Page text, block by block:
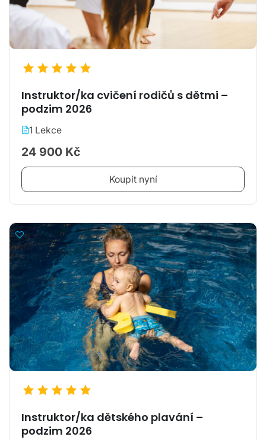
Instruktor/ka cvičení rodičů s dětmi –
podzim 2026
1 Lekce
24 900 Kč
Koupit nyní
Instruktor/ka dětského plavání –
podzim 2026